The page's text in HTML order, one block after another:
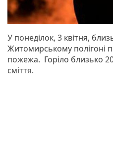
У понеділок, 3 квітня,
Житомирському полігоні
пожежа. Горіло близько
сміття.